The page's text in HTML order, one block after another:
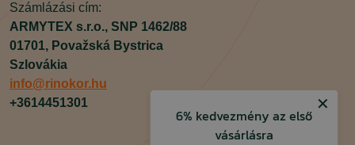
Számlázási cím:
ARMYTEX s.r.o., SNP 1462/88
01701, Považská Bystrica
Szlovákia
info@rinokor.hu
+3614451301
✕
6% kedvezmény az első
vásárlásra